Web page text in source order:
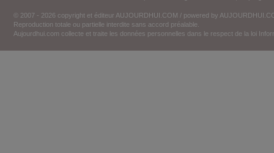
© 2007 - 2026 copyright et éditeur AUJOURDHUI.COM / powered by
Reproduction totale ou partielle interdite sans accord préalable.
Aujourdhui.com collecte et traite les données personnelles dans le respect de la loi